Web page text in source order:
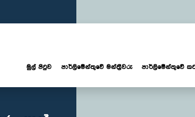
මුල් පිටුව පාර්ලි‌මේන්තුවේ මන්ත්‍රීවරු පාර්ලිමේන්තුවේ